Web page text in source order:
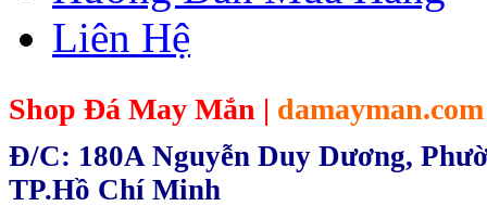
Liên Hệ
Shop Đá May Mắn | damayman.com
Đ/C: 180A Nguyễn Duy Dương,
TP.Hồ Chí Minh